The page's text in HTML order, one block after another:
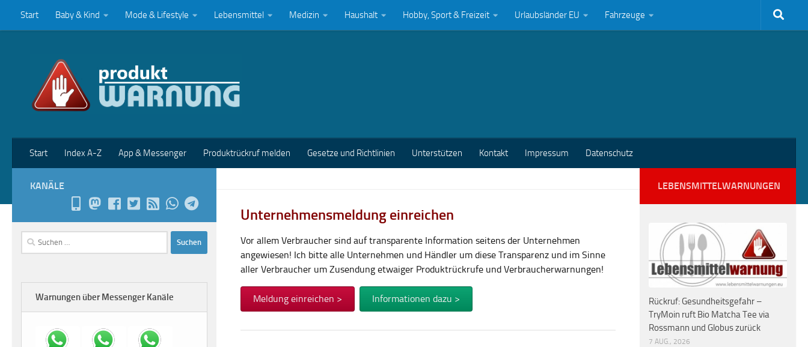
Zum Inhalt springen
Start Baby & Kind Mode & Lifestyle Lebensmittel Medizin Haushalt Hobby, Sport & Freizeit Urlaubsländer EU Fahrzeuge
Start Index A-Z App & Messenger Produktrückruf melden Gesetze und Richtlinien Unterstützen Kontakt Impressum Datenschutz
Unternehmensmeldung einreichen
Vor allem Verbraucher sind auf transparente Information seitens der Unternehmen
angewiesen! Ich bitte alle Unternehmen und Händler um diese Transparenz und im Sinne
aller Verbraucher um Zusendung etwaiger Produktrückrufe und Verbraucherwarnungen!
Meldung einreichen > Informationen dazu >
KANÄLE
Suchen
nach:
Warnungen über Messenger Kanäle
LEBENSMITTELWARNUNGEN
Rückruf: Gesundheitsgefahr –
TryMoin ruft Bio Matcha Tee via
Rossmann und Globus zurück
7 AUG., 2026